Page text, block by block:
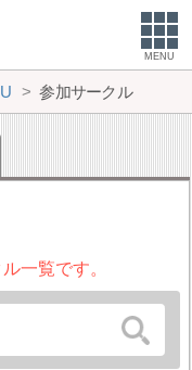
MENU
参加サークル
一覧です。